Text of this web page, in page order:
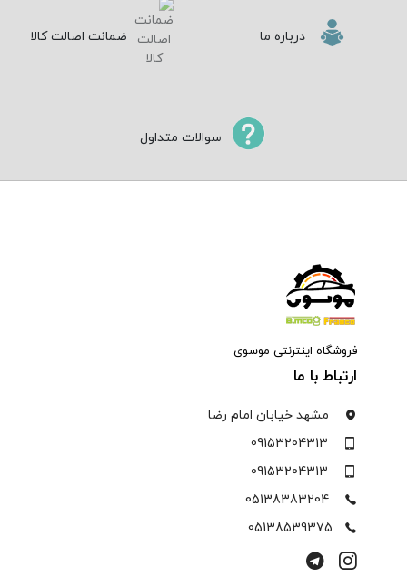
درباره ما ضمانت اصالت کالا
سوالات متداول
فروشگاه اینترنتی موسوی
ارتباط با ما
مشهد خیابان امام رضا
09153204313
09153204313
05138383204
05138539375